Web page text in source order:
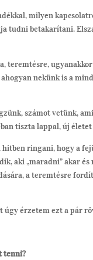
milyen
tudni betakarítani.
teremtésre,
nekünk is a
számot vetünk,
tiszta lappal, új
hitben ringani, hogy a
aki „maradni” akar
a teremtésre
úgy érzetem ezt a pár
tenni?